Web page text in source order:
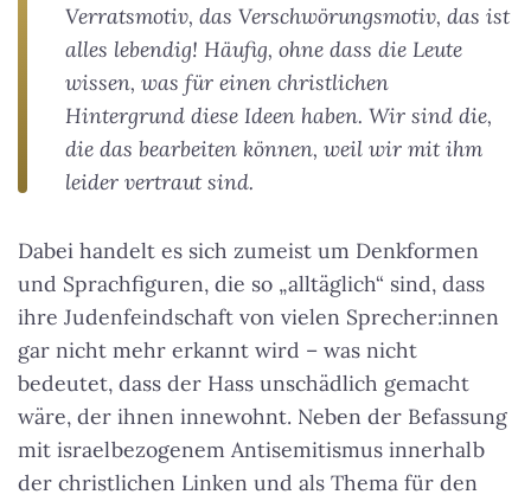
Verratsmotiv, das Verschwörungsmotiv, das ist
alles lebendig! Häufig, ohne dass die Leute
wissen, was für einen christlichen
Hintergrund diese Ideen haben. Wir sind die,
die das bearbeiten können, weil wir mit ihm
leider vertraut sind.
Dabei handelt es sich zumeist um Denkformen
und Sprachfiguren, die so „alltäglich“ sind, dass
ihre Judenfeindschaft von vielen Sprecher:innen
gar nicht mehr erkannt wird – was nicht
bedeutet, dass der Hass unschädlich gemacht
wäre, der ihnen innewohnt. Neben der Befassung
mit israelbezogenem Antisemitismus innerhalb
der christlichen Linken und als Thema für den